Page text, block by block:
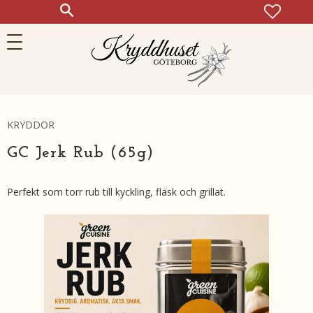
KRYDDOR
GC Jerk Rub (65g)
Perfekt som torr rub till kyckling, fläsk och grillat.